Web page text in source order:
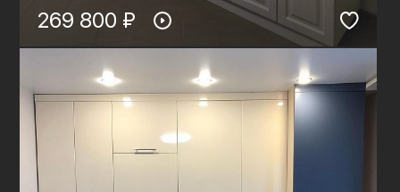
269 800 ₽